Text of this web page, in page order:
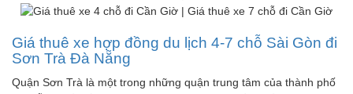
Giá thuê xe hợp đồng du lịch 4-7 chỗ Sài Gòn đi
Sơn Trà Đà Nẵng
Quận Sơn Trà là một trong những quận trung tâm của thành phố